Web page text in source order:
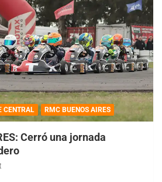
CENTRAL RMC BUENOS AIRES
Cerró una jornada